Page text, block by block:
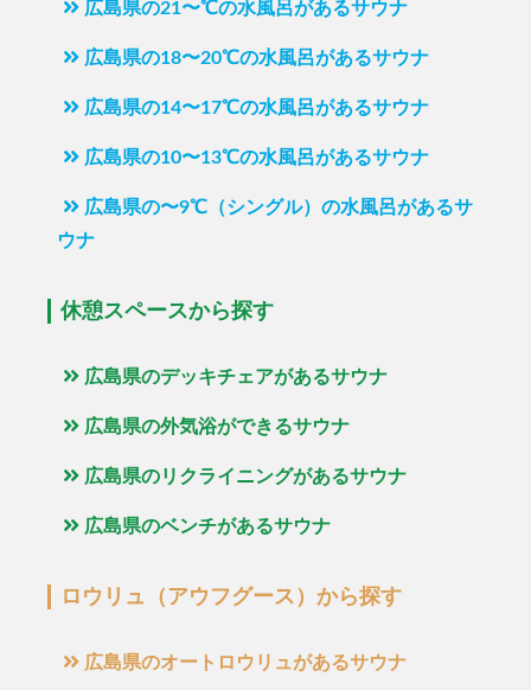
広島県の21〜℃の水風呂があるサウナ
広島県の18〜20℃の水風呂があるサウナ
広島県の14〜17℃の水風呂があるサウナ
広島県の10〜13℃の水風呂があるサウナ
広島県の〜9℃（シングル）の水風呂があるサ
ウナ
休憩スペースから探す
広島県のデッキチェアがあるサウナ
広島県の外気浴ができるサウナ
広島県のリクライニングがあるサウナ
広島県のベンチがあるサウナ
ロウリュ（アウフグース）から探す
広島県のオートロウリュがあるサウナ